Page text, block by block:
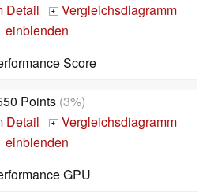
Detail + Vergleichsdiagramm
einblenden
Score
Points (3%)
Detail + Vergleichsdiagramm
einblenden
GPU